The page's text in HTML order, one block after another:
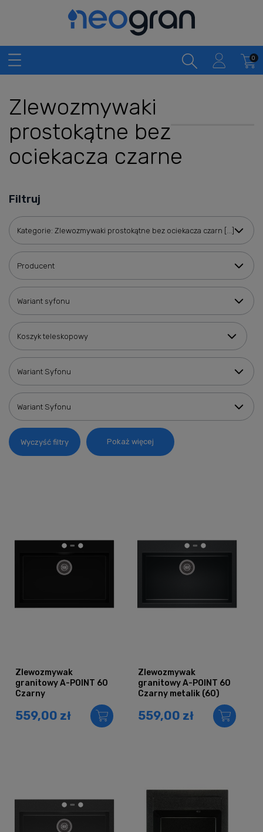
Zlewozmywaki
prostokątne bez
ociekacza czarne
Filtruj
Kategorie: Zlewozmywaki prostokątne bez ociekacza czarn [...]
Producent
Wariant syfonu
Koszyk teleskopowy
Wariant Syfonu
Wariant Syfonu
Wyczyść filtry Pokaż więcej
Zlewozmywak
granitowy A-POINT 60
Czarny
559,00 zł
Zlewozmywak
granitowy A-POINT 60
Czarny metalik (60)
559,00 zł